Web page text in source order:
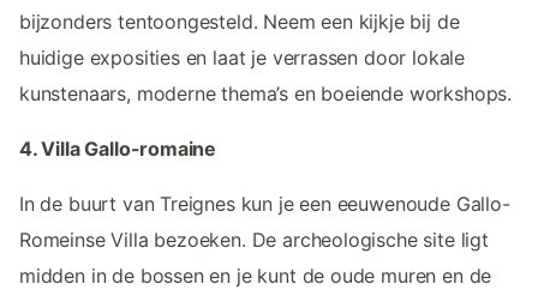
bijzonders tentoongesteld. Neem een kijkje bij de
huidige exposities en laat je verrassen door lokale
kunstenaars, moderne thema’s en boeiende workshops.
4. Villa Gallo-romaine
In de buurt van Treignes kun je een eeuwenoude Gallo-
Romeinse Villa bezoeken. De archeologische site ligt
midden in de bossen en je kunt de oude muren en de